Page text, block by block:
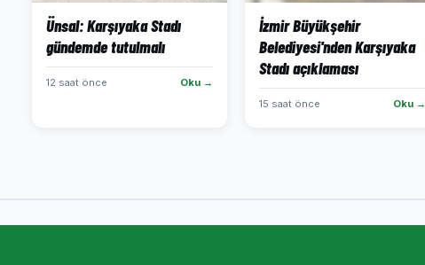
Ünsal: Karşıyaka Stadı
gündemde tutulmalı
12 saat önce Oku →
İzmir Büyükşehir
Belediyesi'nden Karşıyaka
Stadı açıklaması
15 saat önce Oku →